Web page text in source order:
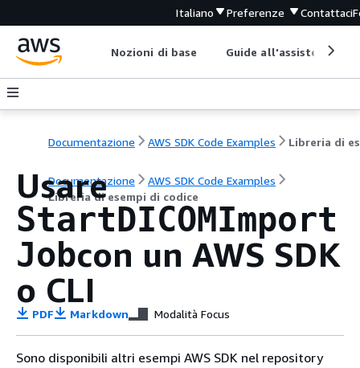
Italiano Preferenze Contattaci
Nozioni di base Guide all'assistenza
Documentazione AWS SDK Code Examples
Documentazione
AWS SDK Code Examples
Libreria di esempi di codice
Usare
StartDICOMImport
Jobcon un AWS SDK
o CLI
PDF Markdown Modalità Focus
Sono disponibili altri esempi AWS SDK nel repository